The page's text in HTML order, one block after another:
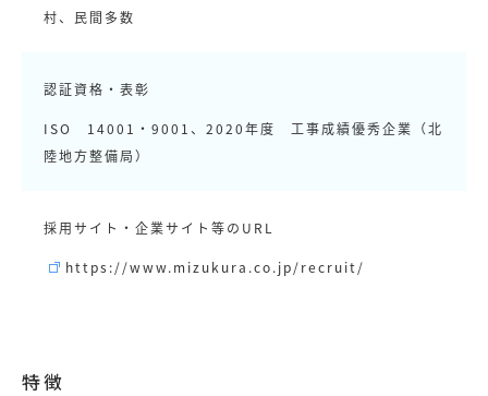
村、民間多数
認証資格・表彰
ISO 14001・9001、2020年度 工事成績優秀企業（北
陸地方整備局）
採用サイト・企業サイト等のURL
https://www.mizukura.co.jp/recruit/
特徴